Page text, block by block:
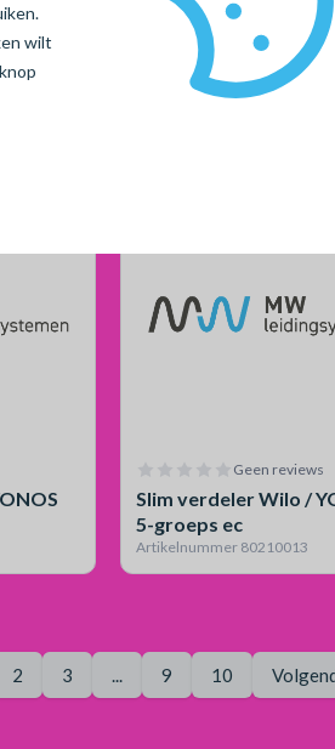
wilt
16x2
Geen reviews
Slim verdeler Wilo /
1-groeps ec
Geen reviews
Slim verdeler Wilo /
5-groeps ec
Artikelnummer 80210013
bent op pagina
2 3 ... 9 10